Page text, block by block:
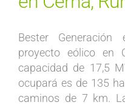
Bester
proyecto eólico en
capacidad de 17,5
ocupará es de 135
caminos de 7 km.